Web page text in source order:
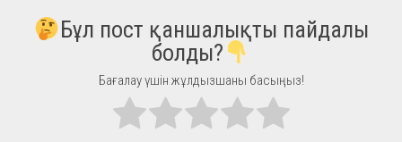
Бұл пост қаншалықты пайдалы
болды?
Бағалау үшін жұлдызшаны басыңыз!